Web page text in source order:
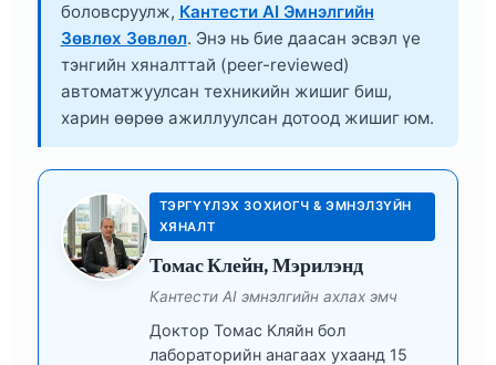
боловсруулж, Кантести AI Эмнэлгийн
Зөвлөх Зөвлөл. Энэ нь бие даасан эсвэл үе
тэнгийн хяналттай (peer-reviewed)
автоматжуулсан техникийн жишиг биш,
харин өөрөө ажиллуулсан дотоод жишиг юм.
ТЭРГҮҮЛЭХ ЗОХИОГЧ & ЭМНЭЛЗҮЙН
ХЯНАЛТ
Томас Клейн, Мэрилэнд
Кантести AI эмнэлгийн ахлах эмч
Доктор Томас Кляйн бол
лабораторийн анагаах ухаанд 15